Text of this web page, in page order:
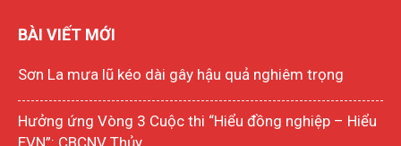
BÀI VIẾT MỚI
Sơn La mưa lũ kéo dài gây hậu quả nghiêm trọng
Hưởng ứng Vòng 3 Cuộc thi “Hiểu đồng nghiệp – Hiểu
EVN”: CBCNV Thủy...